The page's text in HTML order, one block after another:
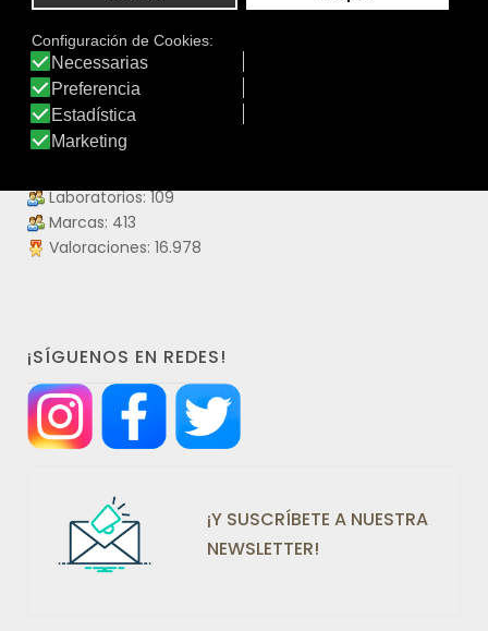
DATOS IDERMO
Productos: 4.475
Laboratorios: 109
Marcas: 413
Valoraciones: 16.978
¡SÍGUENOS EN REDES!
¡Y SUSCRÍBETE A NUESTRA
NEWSLETTER!